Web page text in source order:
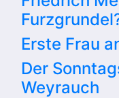
Erste Frau
Der
Weyrauch